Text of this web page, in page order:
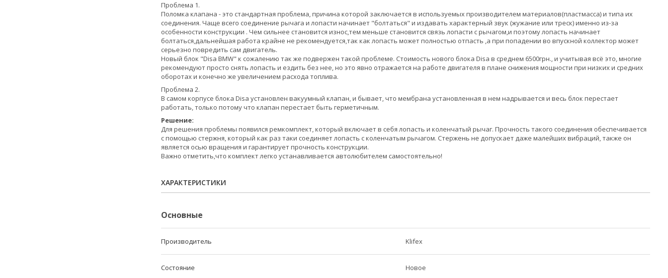
Проблема 1.
Поломка клапана - это стандартная проблема, причина которой заключается в используемых производителем материалов(пластмасса) и типа их
соединения. Чаще всего соединение рычага и лопасти начинает "болтаться" и издавать характерный звук (жужание или треск) именно из-за
особенности конструкции . Чем сильнее становится износ,тем меньше становится связь лопасти с рычагом,и поэтому лопасть начинает
болтаться,дальнейшая работа крайне не рекомендуется,так как лопасть может полностью отпасть ,а при попадении во впускной коллектор может
серьезно повредить сам двигатель.
Новый блок "Disa BMW" к сожалению так же подвержен такой проблеме. Стоимость нового блока Disa в среднем 6500грн., и учитывая всё это, многие
рекомендуют просто снять лопасть и ездить без нее, но это явно отражается на работе двигателя в плане снижения мощности при низких и средних
оборотах и конечно же увеличением расхода топлива.
Проблема 2.
В самом корпусе блока Disa установлен вакуумный клапан, и бывает, что мембрана установленная в нем надрывается и весь блок перестает
работать, только потому что клапан перестает быть герметичным.
Решение:
Для решения проблемы появился ремкомплект, который включает в себя лопасть и коленчатый рычаг. Прочность такого соединения обеспечивается
с помощью стержня, который как раз таки соединяет лопасть с коленчатым рычагом. Стержень не допускает даже малейших вибраций, также он
является осью вращения и гарантирует прочность конструкции.
Важно отметить,что комплект легко устанавливается автолюбителем самостоятельно!
ХАРАКТЕРИСТИКИ
Основные
Производитель Klifex
Состояние Новое